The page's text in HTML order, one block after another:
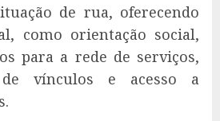
de rua, oferecendo
como orientação social,
para a rede de serviços,
de vínculos e acesso a